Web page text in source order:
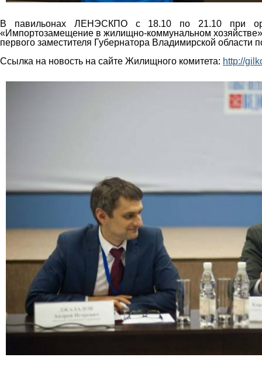
В павильонах ЛЕНЭСКПО с 18.10 по 21.10 при
«Импортозамещение в жилищно-коммунальном
первого заместителя Губернатора Владимирской
Ссылка на новость на сайте Жилищного комитета: http://